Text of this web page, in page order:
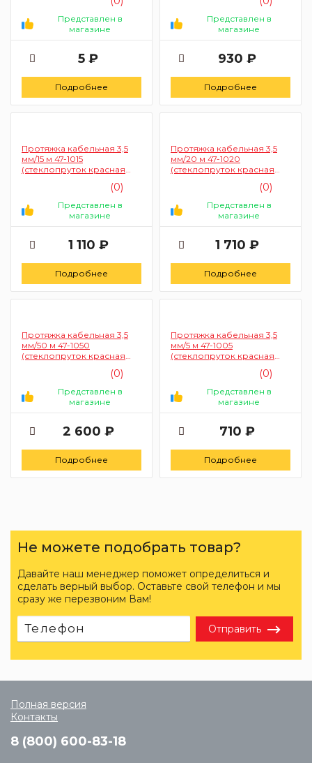
Представлен в
магазине
5 ₽
Подробнее
Представлен в
магазине
930 ₽
Подробнее
Протяжка кабельная 3,5
мм/15 м 47-1015
(стеклопруток красная
(0)
Представлен в
магазине
1 110 ₽
Подробнее
Протяжка кабельная 3,5
мм/20 м 47-1020
(стеклопруток красная
(0)
Представлен в
магазине
1 710 ₽
Подробнее
Протяжка кабельная 3,5
мм/50 м 47-1050
(стеклопруток красная
(0)
Представлен в
магазине
2 600 ₽
Подробнее
Протяжка кабельная 3,5
мм/5 м 47-1005
(стеклопруток красная
(0)
Представлен в
магазине
710 ₽
Подробнее
Не можете подобрать товар?
Давайте наш менеджер поможет определиться и
сделать верный выбор. Оставьте свой телефон и мы
сразу же перезвоним Вам!
Отправить
Полная версия
Контакты
8 (800) 600-83-18